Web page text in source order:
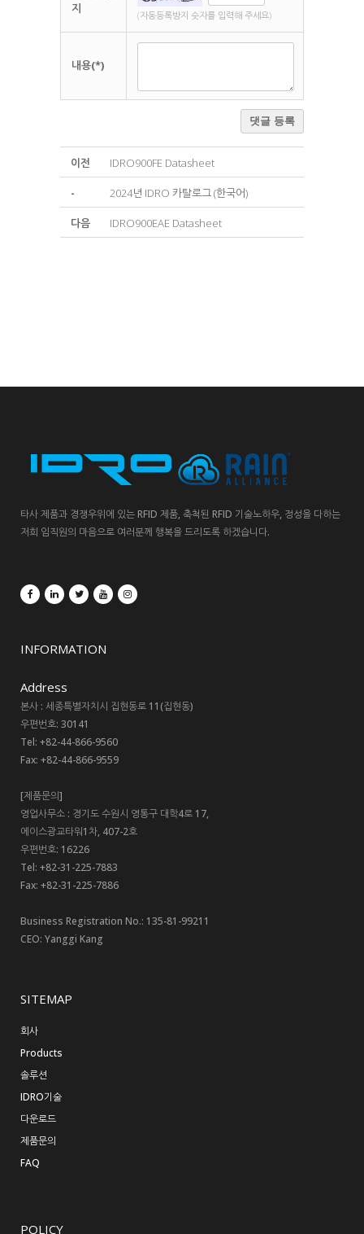
지
(자동등록방지 숫자를 입력해 주세요)
내용(*)
댓글 등록
이전 IDRO900FE Datasheet
- 2024년 IDRO 카탈로그 (한국어)
다음 IDRO900EAE Datasheet
타사 제품과 경쟁우위에 있는 RFID 제품, 축척된 RFID 기술노하우, 정성을 다하는
저희 임직원의 마음으로 여러분께 행복을 드리도록 하겠습니다.
INFORMATION
Address
본사 : 세종특별자치시 집현동로 11(집현동)
우편번호: 30141
Tel: +82-44-866-9560
Fax: +82-44-866-9559
[제품문의]
영업사무소 : 경기도 수원시 영통구 대학4로 17,
에이스광교타워1차, 407-2호
우편번호: 16226
Tel: +82-31-225-7883
Fax: +82-31-225-7886
Business Registration No.: 135-81-99211
CEO: Yanggi Kang
SITEMAP
회사
Products
솔루션
IDRO기술
다운로드
제품문의
FAQ
POLICY